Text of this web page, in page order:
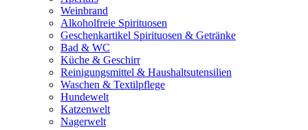
Weinbrand
Alkoholfreie Spirituosen
Geschenkartikel Spirituosen & Getränke
Bad & WC
Küche & Geschirr
Reinigungsmittel & Haushaltsutensilien
Waschen & Textilpflege
Hundewelt
Katzenwelt
Nagerwelt